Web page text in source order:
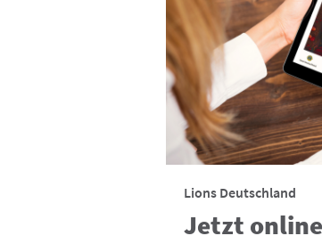
Lions Deutschland
Jetzt